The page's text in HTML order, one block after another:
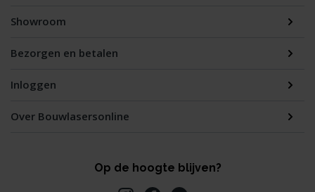
Showroom
Bezorgen en betalen
Inloggen
Over Bouwlasersonline
Op de hoogte blijven?